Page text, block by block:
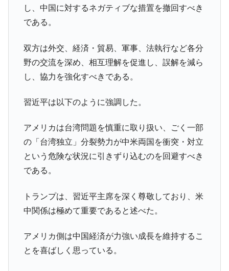
『Money1』
IT産業は人を雇用する効果は低い。全産業の
半分未満しか雇用を生まない
塊！
Fact1
夏の甲子園、優勝校を最も多く輩出している都道
府県とは？
Fact1 今話題の「楽天ライオンズ」とは？
Fact1
全て勝つといくら？ 競馬GI競走で勝利騎手がもら
える賞金とは？
Fact1 平成仮面ライダーの意外すぎるモチーフとは？
Fact1
発表から2日で大崩壊、鳴かず飛ばずに終わりそう
日本人マスターズ挑戦の歴史。松山以前に最高位
だった選手とは？
Fact1
甲子園通算本塁打、最多の清原に次いで多く打っ
ている意外な選手とは？
し、中国に対するネガティブな措置を撤回すべき
である。
双方は外交、経済・貿易、軍事、法執行など各分
野の交流を深め、相互理解を促進し、誤解を減ら
し、協力を強化すべきである。
習近平は以下のように強調した。
アメリカは台湾問題を慎重に取り扱い、ごく一部
の「台湾独立」分裂勢力が中米両国を衝突・対立
という危険な状況に引きずり込むのを回避すべき
である。
トランプは、習近平主席を深く尊敬しており、米
中関係は極めて重要であると述べた。
アメリカ側は中国経済が力強い成長を維持するこ
とを喜ばしく思っている。